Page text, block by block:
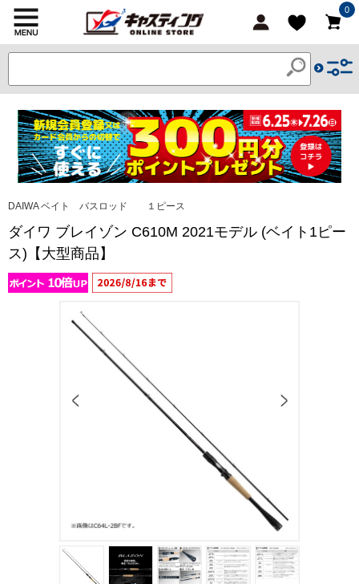
0
DAIWA ベイト バスロッド １ピース
ダイワ ブレイゾン C610M 2021モデル (ベイト1ピー
ス)【大型商品】